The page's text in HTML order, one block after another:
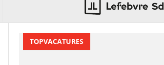
SidebarTOPVACATURES